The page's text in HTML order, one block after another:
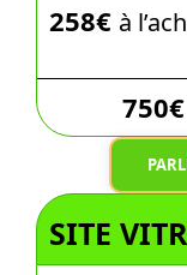
258€ à
750€
SITE